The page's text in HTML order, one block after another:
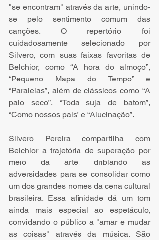
"se encontram" através da arte, unindo-
se pelo sentimento comum das
canções. O repertório foi
cuidadosamente selecionado por
Silvero, com suas faixas favoritas de
Belchior, como “A hora do almoço”,
“Pequeno Mapa do Tempo” e
“Paralelas”, além de clássicos como “A
palo seco”, “Toda suja de batom”,
“Como nossos pais” e “Alucinação”.
Silvero Pereira compartilha com
Belchior a trajetória de superação por
meio da arte, driblando as
adversidades para se consolidar como
um dos grandes nomes da cena cultural
brasileira. Essa afinidade dá um tom
ainda mais especial ao espetáculo,
convidando o público a "amar e mudar
as coisas" através da música. São